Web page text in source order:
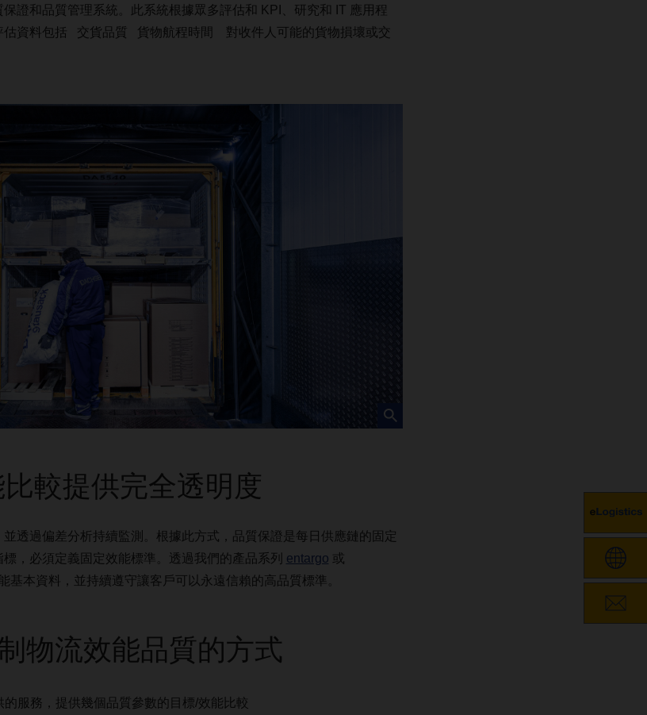
證和品質管理系統。此系統根據眾多評估和
KPI 、研究和 IT 應用程
資料包括
交貨品質 貨物航程時間
對收件人可能的貨物損壞或交
較提供完全透明度
透過偏差分析持續監測。根據此方式，品質保證是每日供應鏈的固定
，必須定義固定效能標準。透過我們的產品系列
entargo 或
基本資料，並持續遵守讓客戶可以永遠信賴的高品質標準。
物流效能品質的方式
服務，提供幾個品質參數的目標/效能比較